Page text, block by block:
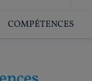
COMPÉTENCES